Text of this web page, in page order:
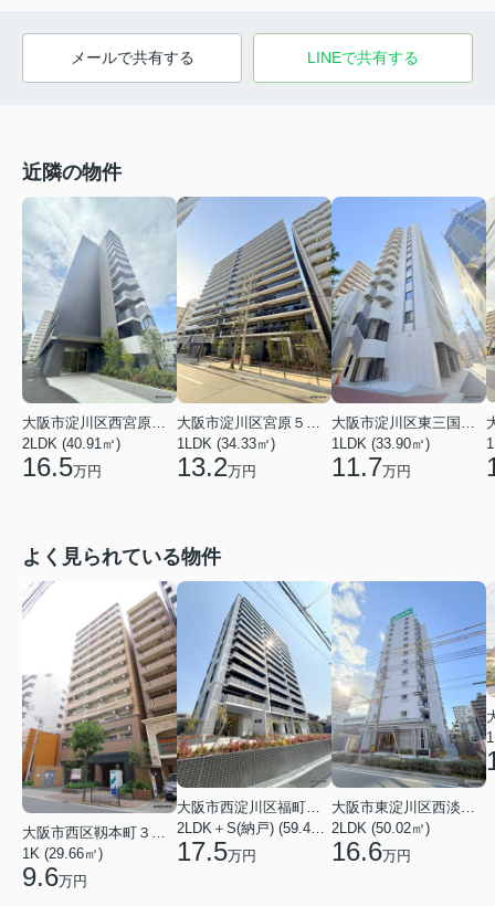
メールで共有する LINEで共有する
近隣の物件
大阪市淀川区西宮原２丁目
2LDK (40.91㎡)
16.5万円
大阪市淀川区宮原５丁目
1LDK (34.33㎡)
13.2万円
大阪市淀川区東三国５丁目
1LDK (33.90㎡)
11.7万円
よく見られている物件
大阪市西区靱本町３丁目
1K (29.66㎡)
9.6万円
17.5万円
2LDK (50.02㎡)
16.6万円